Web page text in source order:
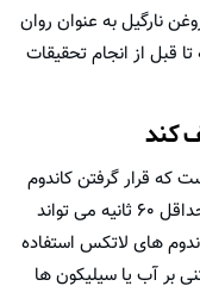
نارگیل به عنوان روان
قبل از انجام تحقیقات
کند
۱۹۸۹ نشان داده است که قرار گرفتن کاندوم
ها لاتکس در معرض روغن های معدنی برای حداقل ۶۰ ثانیه می تواند
از کاندوم های لاتکس استفاده
بر آب یا سیلیکون ها